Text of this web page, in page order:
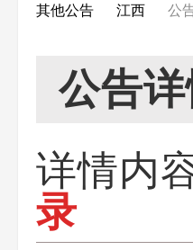
其他公告 江西 公
公告详
详情内
录